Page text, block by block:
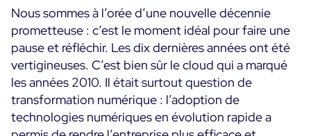
Centreon Experience Monitoring - Essai Gratuit
Cas d’usage
Convergence IT & OT
Observabilité
Performance Web
Témoignages Clients
MSP
Nous sommes à l’orée d’une nouvelle décennie
prometteuse : c’est le moment idéal pour faire une
pause et réfléchir. Les dix dernières années ont été
vertigineuses. C’est bien sûr le cloud qui a marqué
les années 2010. Il était surtout question de
transformation numérique : l’adoption de
technologies numériques en évolution rapide a